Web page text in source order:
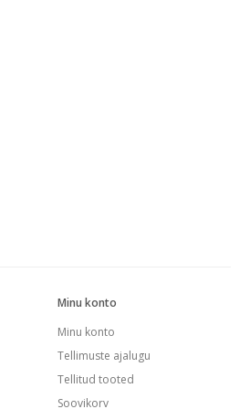
Minu konto
Minu konto
Tellimuste ajalugu
Tellitud tooted
Soovikorv